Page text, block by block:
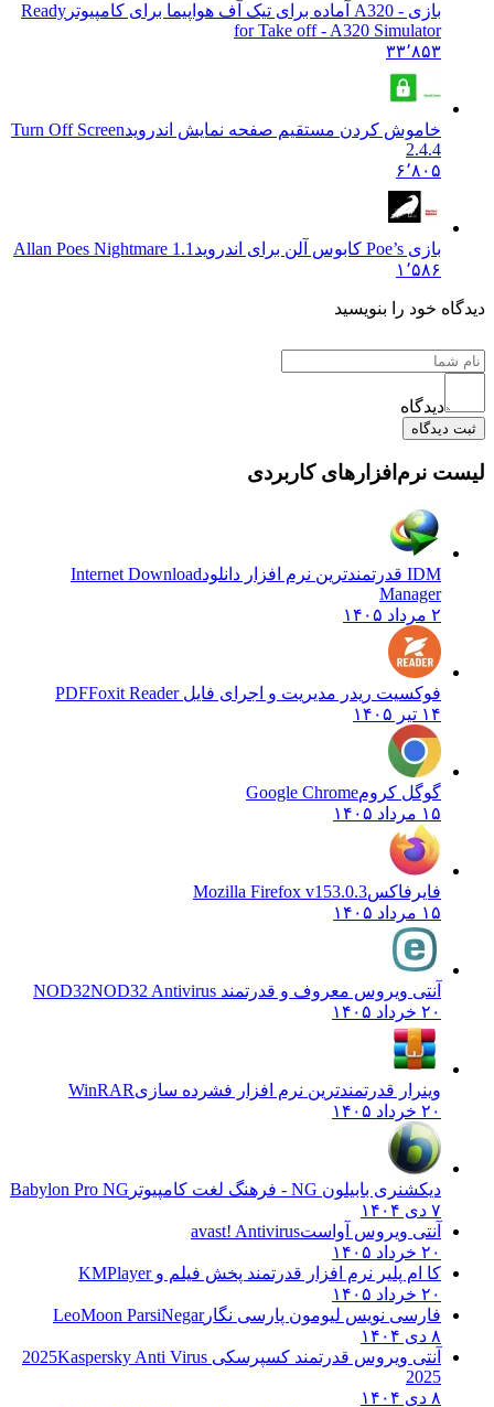
بازی - A320 آماده برای تیک آف هواپیما برای کامپیوتر
Ready
for Take off - A320 Simulator
۳۳٬۸۵۳
خاموش کردن مستقیم صفحه نمایش اندرویدTurn Off Screen
2.4.4
۶٬۸۰۵
بازی Poe’s کابوس آلن برای اندروید
Allan Poes Nightmare 1.1
۱٬۵۸۶
دیدگاه خود را بنویسید
دیدگاه
ثبت دیدگاه
لیست نرم‌افزارهای کاربردی
IDM قدرتمندترین نرم افزار دانلود
Internet Download
Manager
۲ مرداد ۱۴۰۵
فوکسیت ریدر مدیریت و اجرای فایل PDFFoxit Reader
۱۴ تیر ۱۴۰۵
گوگل کرومGoogle Chrome
۱۵ مرداد ۱۴۰۵
فایرفاکسMozilla Firefox v153.0.3
۱۵ مرداد ۱۴۰۵
آنتی ویروس معروف و قدرتمند NOD32 NOD32 Antivirus
۲۰ خرداد ۱۴۰۵
وینرار قدرتمندترین نرم افزار فشرده سازیWinRAR
۲۰ خرداد ۱۴۰۵
دیکشنری بابیلون NG - فرهنگ لغت کامپیوتر
Babylon Pro NG
۷ دی ۱۴۰۴
آنتی ویروس آواستavast! Antivirus
۲۰ خرداد ۱۴۰۵
کا ام پلیر نرم افزار قدرتمند پخش فیلم وKMPlayer
۲۰ خرداد ۱۴۰۵
فارسی نویس لیومون پارسی نگارLeoMoon ParsiNegar
۸ دی ۱۴۰۴
آنتی ویروس قدرتمند کسپرسکی 2025 Kaspersky Anti Virus
2025
۸ دی ۱۴۰۴